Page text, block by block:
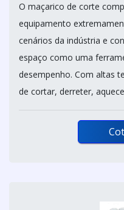
O maçarico de corte
equipamento
cenários da indústria e
espaço como uma
desempenho. Com altas
de cortar, derreter,